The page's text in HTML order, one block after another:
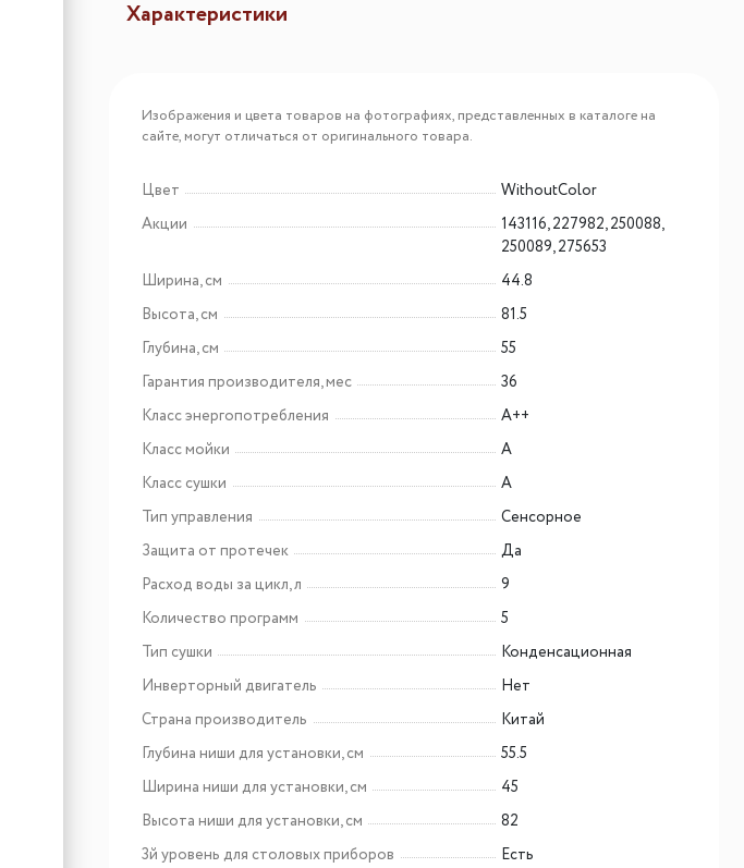
Характеристики
Изображения и цвета товаров на фотографиях, представленных в каталоге на
сайте, могут отличаться от оригинального товара.
Цвет
WithoutColor
Акции
143116, 227982, 250088,
250089, 275653
Ширина, см
44.8
Высота, см
81.5
Глубина, см
55
Гарантия производителя, мес
36
Класс энергопотребления
A++
Класс мойки
A
Класс сушки
A
Тип управления
Сенсорное
Защита от протечек
Да
Расход воды за цикл, л
9
Количество программ
5
Тип сушки
Конденсационная
Инверторный двигатель
Нет
Страна производитель
Китай
Глубина ниши для установки, см
55.5
Ширина ниши для установки, см
45
Высота ниши для установки, см
82
3й уровень для столовых приборов
Есть
Maunfeld MLP45331T Light
Beam Wi-Fi
Maunfeld MLP45738AOT
Арт: КА-00023194
Maunfeld MLP4249G02
Light Beam
Арт: УТ000009727
PLUS